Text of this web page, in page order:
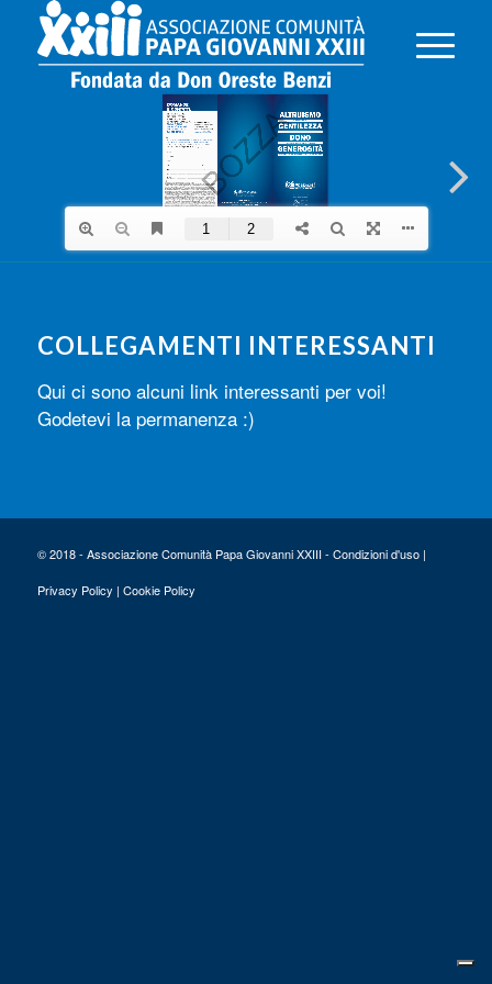
COLLEGAMENTI INTERESSANTI
Qui ci sono alcuni link interessanti per voi!
Godetevi la permanenza :)
© 2018 - Associazione Comunità Papa Giovanni XXIII - Condizioni d'uso|
Privacy Policy | Cookie Policy